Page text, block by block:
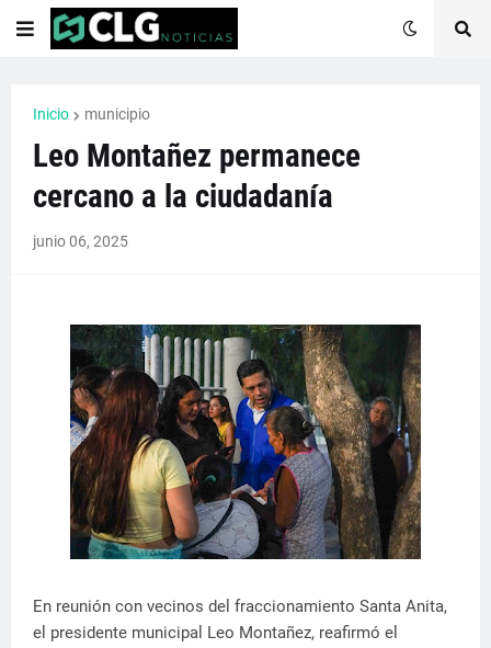
Inicio municipio
Leo Montañez permanece
cercano a la ciudadanía
junio 06, 2025
En reunión con vecinos del fraccionamiento Santa Anita,
el presidente municipal Leo Montañez, reafirmó el